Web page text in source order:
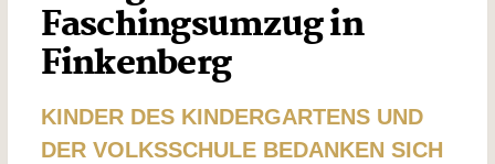
Faschingsumzug in
Finkenberg
KINDER DES KINDERGARTENS UND
DER VOLKSSCHULE BEDANKEN SICH